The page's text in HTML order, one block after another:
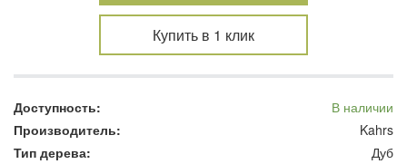
Купить в 1 клик
Доступность:
В наличии
Производитель:
Kahrs
Тип дерева:
Дуб